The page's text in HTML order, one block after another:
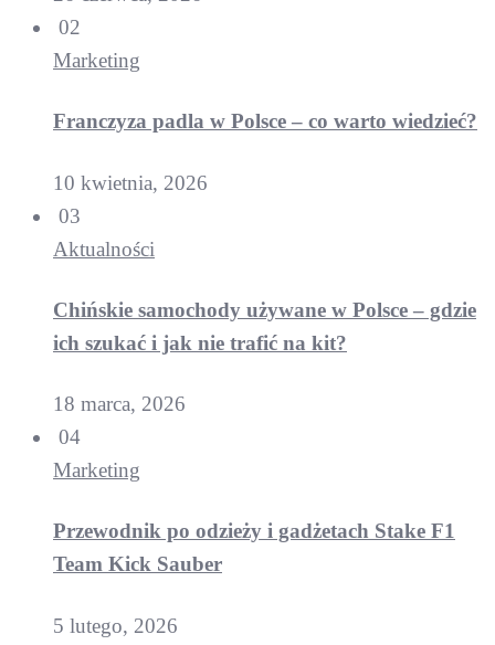
02
Marketing
Franczyza padla w Polsce – co warto wiedzieć?
10 kwietnia, 2026
03
Aktualności
Chińskie samochody używane w Polsce – gdzie
ich szukać i jak nie trafić na kit?
18 marca, 2026
04
Marketing
Przewodnik po odzieży i gadżetach Stake F1
Team Kick Sauber
5 lutego, 2026